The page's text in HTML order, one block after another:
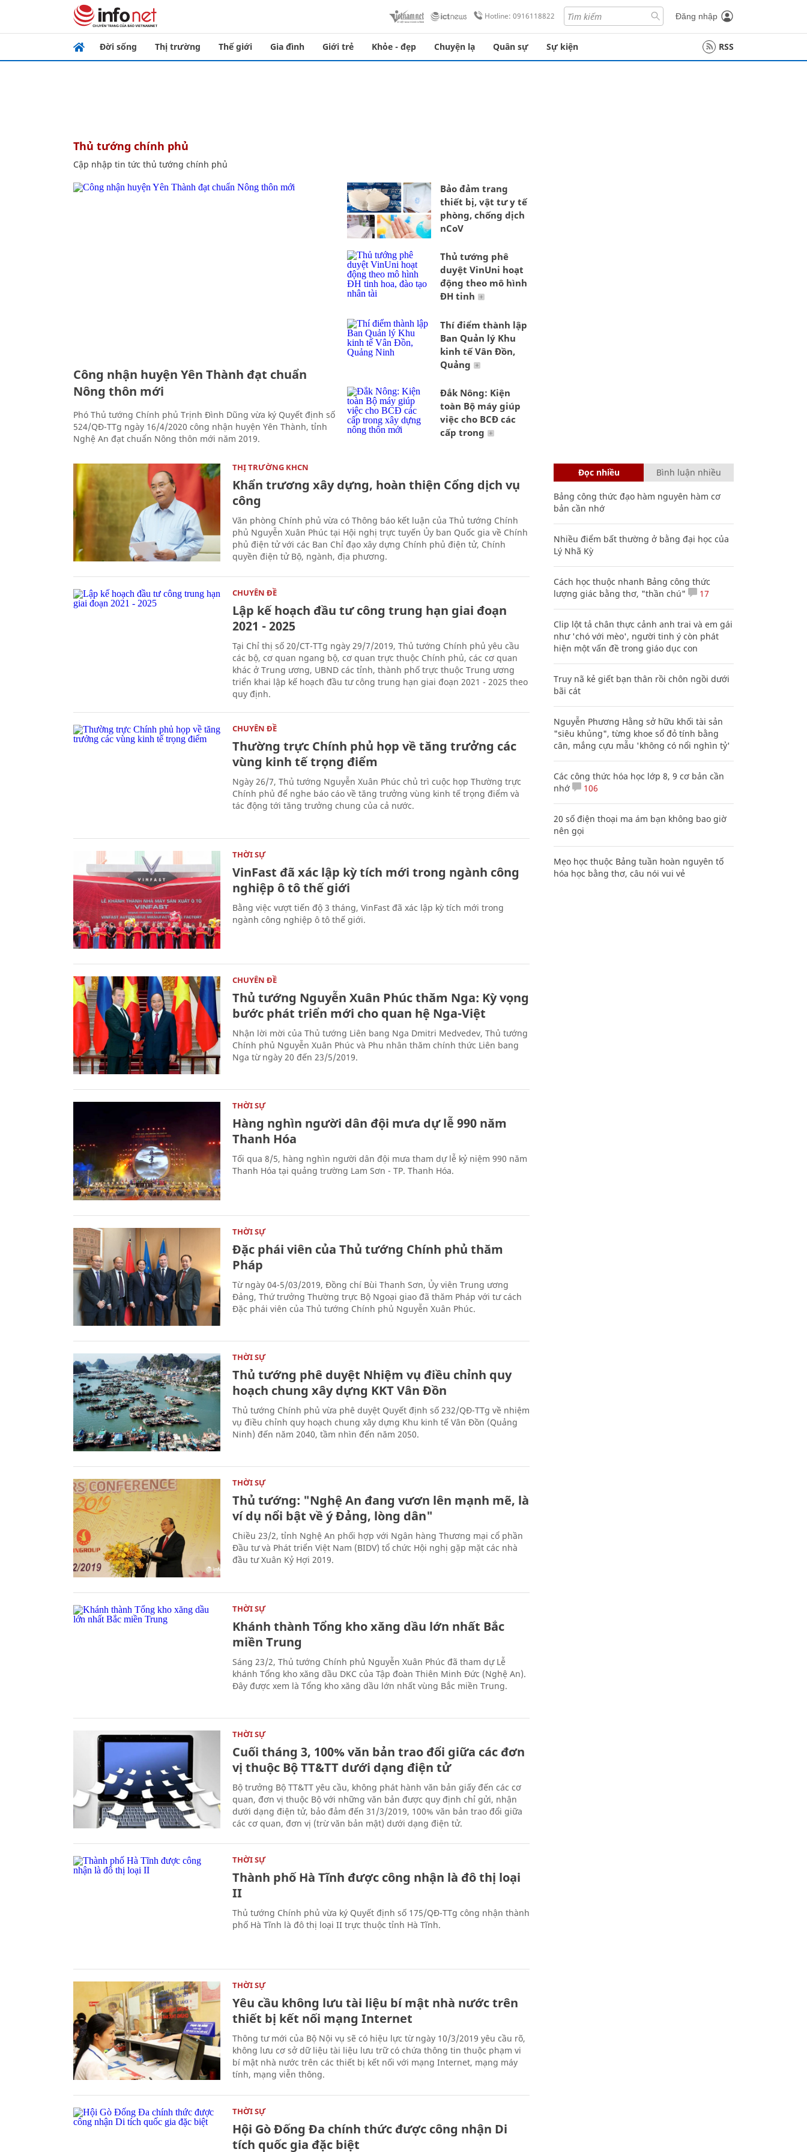
Hotline: 0916118822 Đăng nhập
Đời sống Thị trường Thế giới Gia đình Giới trẻ Khỏe - đẹp Chuyện lạ Quân sự Sự kiện RSS
thủ tướng chính phủ
Cập nhập tin tức thủ tướng chính phủ
Công nhận huyện Yên Thành đạt chuẩn
Nông thôn mới
Phó Thủ tướng Chính phủ Trịnh Đình Dũng vừa ký Quyết định số
524/QĐ-TTg ngày 16/4/2020 công nhận huyện Yên Thành, tỉnh
Nghệ An đạt chuẩn Nông thôn mới năm 2019.
Bảo đảm trang
thiết bị, vật tư y tế
phòng, chống dịch
nCoV
Thủ tướng phê
duyệt VinUni hoạt
động theo mô hình
ĐH tinh
Thí điểm thành lập
Ban Quản lý Khu
kinh tế Vân Đồn,
Quảng
Đắk Nông: Kiện
toàn Bộ máy giúp
việc cho BCĐ các
cấp trong
THỊ TRƯỜNG KHCN
Khẩn trương xây dựng, hoàn thiện Cổng dịch vụ
công
Văn phòng Chính phủ vừa có Thông báo kết luận của Thủ tướng Chính
phủ Nguyễn Xuân Phúc tại Hội nghị trực tuyến Ủy ban Quốc gia về Chính
phủ điện tử với các Ban Chỉ đạo xây dựng Chính phủ điện tử, Chính
quyền điện tử Bộ, ngành, địa phương.
CHUYÊN ĐỀ
Lập kế hoạch đầu tư công trung hạn giai đoạn
2021 - 2025
Tại Chỉ thị số 20/CT-TTg ngày 29/7/2019, Thủ tướng Chính phủ yêu cầu
các bộ, cơ quan ngang bộ, cơ quan trực thuộc Chính phủ, các cơ quan
khác ở Trung ương, UBND các tỉnh, thành phố trực thuộc Trung ương
triển khai lập kế hoạch đầu tư công trung hạn giai đoạn 2021 - 2025 theo
quy định.
CHUYÊN ĐỀ
Thường trực Chính phủ họp về tăng trưởng các
vùng kinh tế trọng điểm
Ngày 26/7, Thủ tướng Nguyễn Xuân Phúc chủ trì cuộc họp Thường trực
Chính phủ để nghe báo cáo về tăng trưởng vùng kinh tế trọng điểm và
tác động tới tăng trưởng chung của cả nước.
THỜI SỰ
VinFast đã xác lập kỳ tích mới trong ngành công
nghiệp ô tô thế giới
Bằng việc vượt tiến độ 3 tháng, VinFast đã xác lập kỳ tích mới trong
ngành công nghiệp ô tô thế giới.
CHUYÊN ĐỀ
Thủ tướng Nguyễn Xuân Phúc thăm Nga: Kỳ vọng
bước phát triển mới cho quan hệ Nga-Việt
Nhận lời mời của Thủ tướng Liên bang Nga Dmitri Medvedev, Thủ tướng
Chính phủ Nguyễn Xuân Phúc và Phu nhân thăm chính thức Liên bang
Nga từ ngày 20 đến 23/5/2019.
THỜI SỰ
Hàng nghìn người dân đội mưa dự lễ 990 năm
Thanh Hóa
Tối qua 8/5, hàng nghìn người dân đội mưa tham dự lễ kỷ niệm 990 năm
Thanh Hóa tại quảng trường Lam Sơn - TP. Thanh Hóa.
THỜI SỰ
Đặc phái viên của Thủ tướng Chính phủ thăm
Pháp
Từ ngày 04-5/03/2019, Đồng chí Bùi Thanh Sơn, Ủy viên Trung ương
Đảng, Thứ trưởng Thường trực Bộ Ngoại giao đã thăm Pháp với tư cách
Đặc phái viên của Thủ tướng Chính phủ Nguyễn Xuân Phúc.
THỜI SỰ
Thủ tướng phê duyệt Nhiệm vụ điều chỉnh quy
hoạch chung xây dựng KKT Vân Đồn
Thủ tướng Chính phủ vừa phê duyệt Quyết định số 232/QĐ-TTg về nhiệm
vụ điều chỉnh quy hoạch chung xây dựng Khu kinh tế Vân Đồn (Quảng
Ninh) đến năm 2040, tầm nhìn đến năm 2050.
THỜI SỰ
Thủ tướng: "Nghệ An đang vươn lên mạnh mẽ, là
ví dụ nổi bật về ý Đảng, lòng dân"
Chiều 23/2, tỉnh Nghệ An phối hợp với Ngân hàng Thương mại cổ phần
Đầu tư và Phát triển Việt Nam (BIDV) tổ chức Hội nghị gặp mặt các nhà
đầu tư Xuân Kỷ Hợi 2019.
THỜI SỰ
Khánh thành Tổng kho xăng dầu lớn nhất Bắc
miền Trung
Sáng 23/2, Thủ tướng Chính phủ Nguyễn Xuân Phúc đã tham dự Lễ
khánh Tổng kho xăng dầu DKC của Tập đoàn Thiên Minh Đức (Nghệ An).
Đây được xem là Tổng kho xăng dầu lớn nhất vùng Bắc miền Trung.
THỜI SỰ
Cuối tháng 3, 100% văn bản trao đổi giữa các đơn
vị thuộc Bộ TT&TT dưới dạng điện tử
Bộ trưởng Bộ TT&TT yêu cầu, không phát hành văn bản giấy đến các cơ
quan, đơn vị thuộc Bộ với những văn bản được quy định chỉ gửi, nhận
dưới dạng điện tử, bảo đảm đến 31/3/2019, 100% văn bản trao đổi giữa
các cơ quan, đơn vị (trừ văn bản mật) dưới dạng điện tử.
THỜI SỰ
Thành phố Hà Tĩnh được công nhận là đô thị loại
II
Thủ tướng Chính phủ vừa ký Quyết định số 175/QĐ-TTg công nhận thành
phố Hà Tĩnh là đô thị loại II trực thuộc tỉnh Hà Tĩnh.
THỜI SỰ
Yêu cầu không lưu tài liệu bí mật nhà nước trên
thiết bị kết nối mạng Internet
Thông tư mới của Bộ Nội vụ sẽ có hiệu lực từ ngày 10/3/2019 yêu cầu rõ,
không lưu cơ sở dữ liệu tài liệu lưu trữ có chứa thông tin thuộc phạm vi
bí mật nhà nước trên các thiết bị kết nối với mạng Internet, mạng máy
tính, mạng viễn thông.
THỜI SỰ
Hội Gò Đống Đa chính thức được công nhận Di
tích quốc gia đặc biệt
Đọc nhiều Bình luận nhiều
Bảng công thức đạo hàm nguyên hàm cơ
bản cần nhớ
Nhiều điểm bất thường ở bằng đại học của
Lý Nhã Kỳ
Cách học thuộc nhanh Bảng công thức
lượng giác bằng thơ, "thần chú"
17
Clip lột tả chân thực cảnh anh trai và em gái
như 'chó với mèo', người tinh ý còn phát
hiện một vấn đề trong giáo dục con
Truy nã kẻ giết bạn thân rồi chôn ngồi dưới
bãi cát
Nguyễn Phương Hằng sở hữu khối tài sản
"siêu khủng", từng khoe sổ đỏ tính bằng
cân, mắng cựu mẫu 'không có nổi nghìn tỷ'
Các công thức hóa học lớp 8, 9 cơ bản cần
nhớ
106
20 số điện thoại ma ám bạn không bao giờ
nên gọi
Mẹo học thuộc Bảng tuần hoàn nguyên tố
hóa học bằng thơ, câu nói vui vẻ